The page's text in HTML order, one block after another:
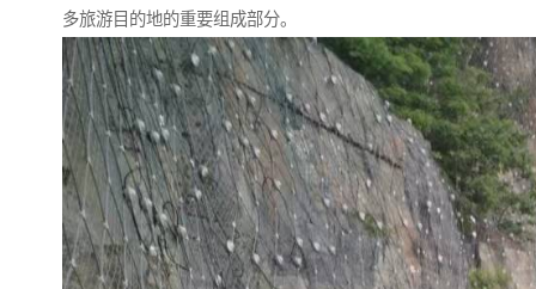
多旅游目的地的重要组成部分。